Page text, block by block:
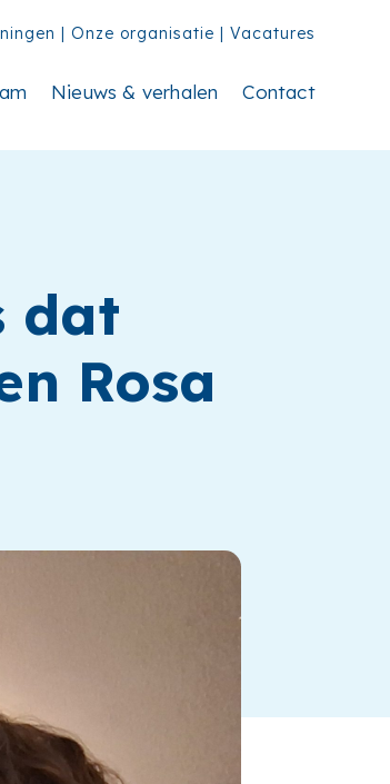
| Onze organisatie | Vacatures
Nieuws & verhalen Contact
dat
Rosa